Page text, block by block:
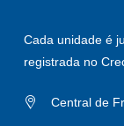
Cada unidade é
registrada no
Central de